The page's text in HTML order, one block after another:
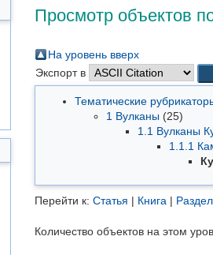
Просмотр объектов
На уровень вверх
Экспорт в
Тематические
1 Вулканы (25)
1.1 Вулканы
1.1.1
Перейти к: Статья | Книга |
Количество объектов на этом